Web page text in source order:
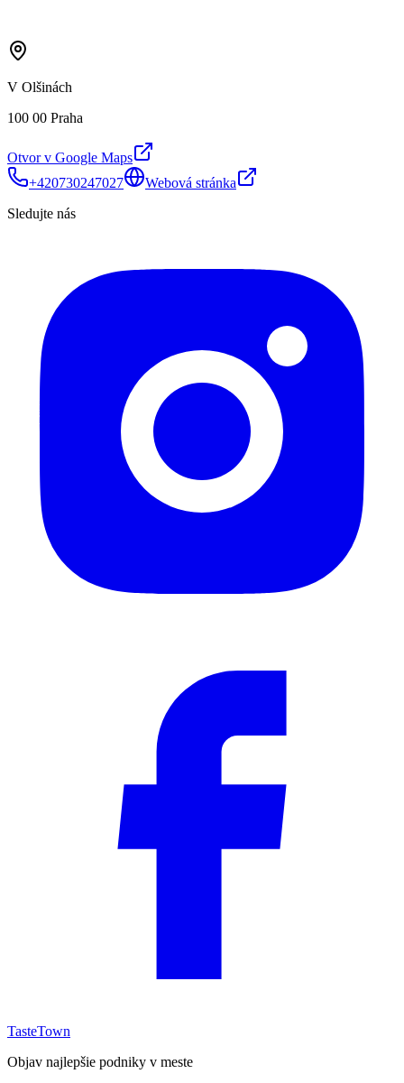
V Olšinách
100 00 Praha
Otvor v Google Maps
+420730247027
Webová stránka
Sledujte nás
TasteTown
Objav najlepšie podniky v meste